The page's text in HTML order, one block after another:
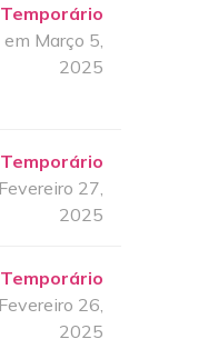
Temporário
Março 5,
2025
Temporário
27,
2025
Temporário
26,
2025